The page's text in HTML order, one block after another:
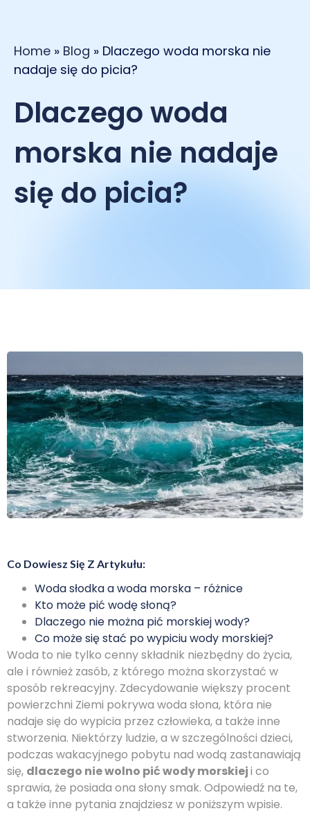
Home » Blog » Dlaczego woda morska nie
nadaje się do picia?
Dlaczego woda
morska nie nadaje
się do picia?
Co Dowiesz Się Z Artykułu:
Woda słodka a woda morska – różnice
Kto może pić wodę słoną?
Dlaczego nie można pić morskiej wody?
Co może się stać po wypiciu wody morskiej?
Woda to nie tylko cenny składnik niezbędny do życia,
ale i również zasób, z którego można skorzystać w
sposób rekreacyjny. Zdecydowanie większy procent
powierzchni Ziemi pokrywa woda słona, która nie
nadaje się do wypicia przez człowieka, a także inne
stworzenia. Niektórzy ludzie, a w szczególności dzieci,
podczas wakacyjnego pobytu nad wodą zastanawiają
się, dlaczego nie wolno pić wody morskieji co
sprawia, że posiada ona słony smak. Odpowiedź na te,
a także inne pytania znajdziesz w poniższym wpisie.